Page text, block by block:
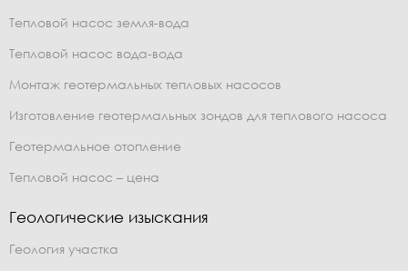
Тепловой насос земля-вода
Тепловой насос вода-вода
Монтаж геотермальных тепловых насосов
Изготовление геотермальных зондов для теплового насоса
Геотермальное отопление
Тепловой насос – цена
Геологические изыскания
Геология участка